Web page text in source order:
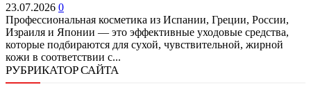
23.07.2026 0
Профессиональная косметика из Испании, Греции, России,
Израиля и Японии — это эффективные уходовые средства,
которые подбираются для сухой, чувствительной, жирной
кожи в соответствии с...
РУБРИКАТОР САЙТА